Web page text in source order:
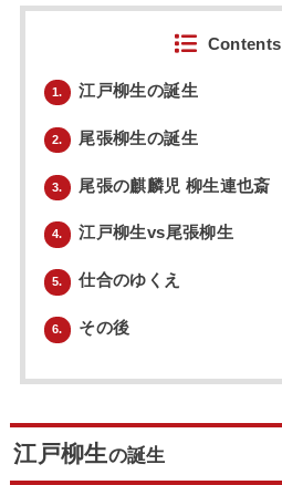
Contents
1. 江戸柳生の誕生
2. 尾張柳生の誕生
3. 尾張の麒麟児 柳生連也斎
4. 江戸柳生vs尾張柳生
5. 仕合のゆくえ
6. その後
江戸柳生の誕生